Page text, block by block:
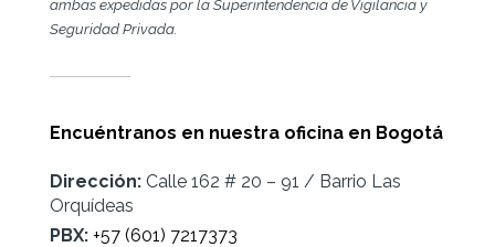
ambas expedidas por la Superintendencia de Vigilancia y
Seguridad Privada.
Encuéntranos en nuestra oficina en Bogotá
Dirección:Calle 162 # 20 – 91 / Barrio Las
Orquídeas
PBX: +57 (601) 7217373